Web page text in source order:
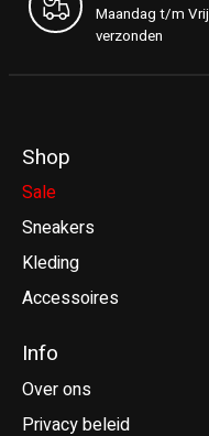
Maandag t/m
verzonden
Shop
Sale
Sneakers
Kleding
Accessoires
Info
Over ons
Privacy beleid